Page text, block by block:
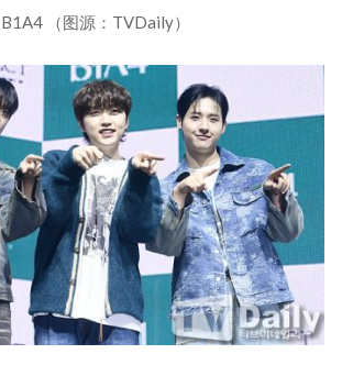
B1A4 （图源：TVDaily）